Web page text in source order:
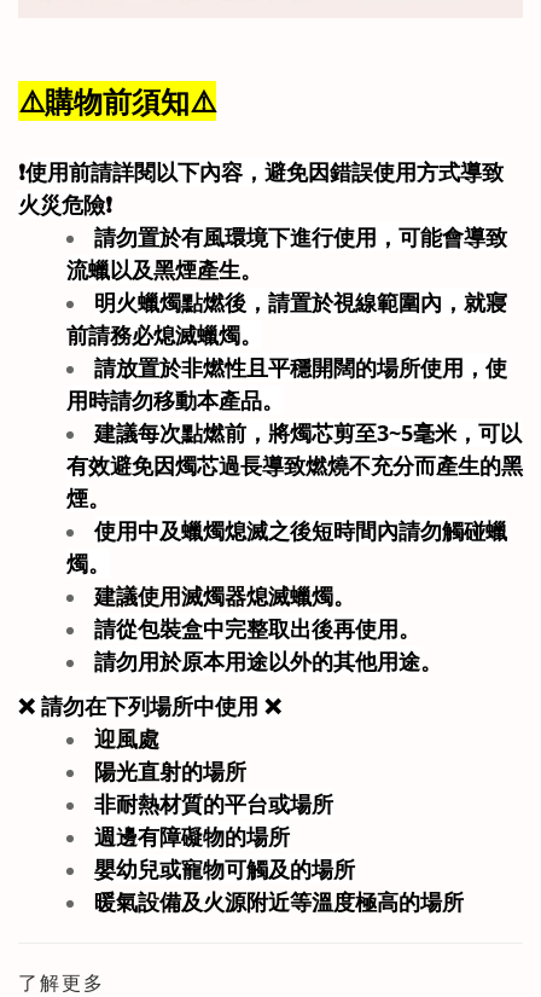
⚠️購物前須知⚠️
❗使用前請詳閱以下內容，避免因錯誤使用方式導致
火災危險❗
請勿置於有風環境下進行使用，可能會導致
流蠟以及黑煙產生。
明火蠟燭點燃後，請置於視線範圍內，就寢
前請務必熄滅蠟燭。
請放置於非燃性且平穩開闊的場所使用，使
用時請勿移動本產品。
建議每次點燃前，將燭芯剪至3~5毫米，可以
有效避免因燭芯過長導致燃燒不充分而產生的黑
煙。
使用中及蠟燭熄滅之後短時間內請勿觸碰蠟
燭。
建議使用滅燭器熄滅蠟燭。
請從包裝盒中完整取出後再使用。
請勿用於原本用途以外的其他用途。
❌ 請勿在下列場所中使用 ❌
迎風處
陽光直射的場所
非耐熱材質的平台或場所
週邊有障礙物的場所
嬰幼兒或寵物可觸及的場所
暖氣設備及火源附近等溫度極高的場所
了解更多